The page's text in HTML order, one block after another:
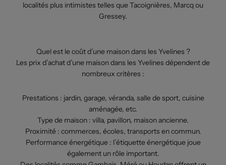
localités plus intimistes telles que Tacoignières, Marcq ou
Gressey.
Quel est le coût d’une maison dans les Yvelines ?
Les prix d’achat d’une maison dans les Yvelines dépendent de
nombreux critères :
Prestations : jardin, garage, véranda, salle de sport, cuisine
aménagée, etc.
Type de maison : villa, pavillon, maison ancienne.
Proximité : commerces, écoles, transports en commun.
Performance énergétique : l’étiquette énergétique joue
également un rôle important.